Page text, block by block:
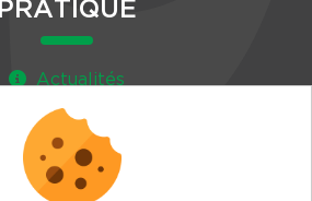
PRATIQUE
Actualités
Agenda
Newsletter